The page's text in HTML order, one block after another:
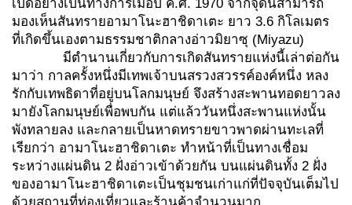
เปิดอย่างเป็นทางการเมื่อปี ค.ศ. 1970 จากจุดนี้สามารถ
มองเห็นสันทรายอามาโนะฮาชิดาเตะ ยาว 3.6 กิโลเมตร
ที่เกิดขึ้นเองตามธรรมชาติกลางอ่าวมิยาซุ (Miyazu)
มีตำนานเกี่ยวกับการเกิดสันทรายแห่งนี้เล่าต่อกัน
มาว่า กาลครั้งหนึ่งมีเทพเจ้าบนสรวงสวรรค์องค์หนึ่ง หลง
รักกับเทพธิดาที่อยู่บนโลกมนุษย์ จึงสร้างสะพานทอดยาวลง
มายังโลกมนุษย์เพื่อพบกัน แต่แล้ววันหนึ่งสะพานแห่งนั้น
พังทลายลง และกลายเป็นหาดทรายขาวพาดผ่านทะเลที่
เรียกว่า อามาโนะฮาชิดาเตะ ทำหน้าที่เป็นทางเชื่อม
ระหว่างแผ่นดิน 2 ฝั่งอ่าวเข้าด้วยกัน บนแผ่นดินทั้ง 2 ฝั่ง
ของอามาโนะฮาชิดาเตะเป็นชุมชนเก่าแก่ที่ปัจจุบันเต็มไป